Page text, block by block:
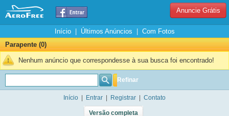
Anuncie Grátis
Início| Últimos Anúncios
Com Fotos
Parapente (0)
Nenhum anúncio que correspondesse à sua busca foi encontrado!
Refinar
Início Entrar Registrar Contato
Versão completa